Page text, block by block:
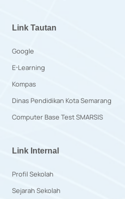
Link Tautan
Google
E-Learning
Kompas
Dinas Pendidikan Kota Semarang
Computer Base Test SMARSIS
Link Internal
Profil Sekolah
Sejarah Sekolah